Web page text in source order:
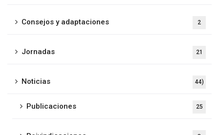
Consejos y adaptaciones 2
Jornadas 21
Noticias 44)
Publicaciones 25